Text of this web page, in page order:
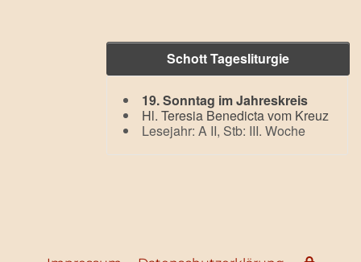
Schott Tagesliturgie
19. Sonntag im Jahreskreis
Hl. Teresia Benedicta vom Kreuz
Lesejahr: A II, Stb: III. Woche